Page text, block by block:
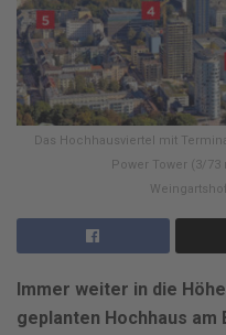
Das Hochhausviertel mit
Power Tower (3/73
Immer weiter in die
geplanten Hochhaus am